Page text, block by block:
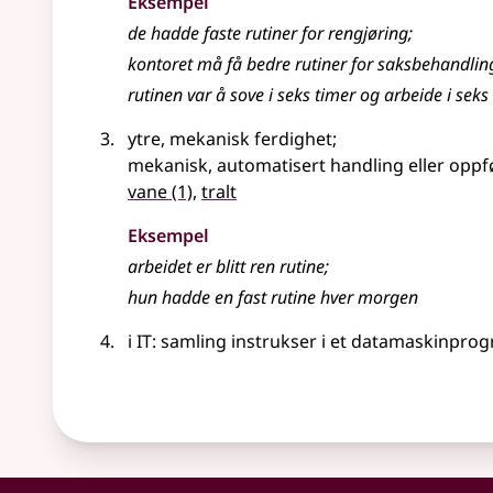
de hadde faste rutiner for rengjøring;
kontoret må få bedre rutiner for
rutinenvar å sove i seks timer og arbeide i seks
ytre, mekanisk ferdighet;
mekanisk, automatisert handling eller
vane(1), tralt
Eksempel
arbeidet er blitt renrutine;
hun hadde en fast rutine hver morgen
i IT: samling instrukser i et